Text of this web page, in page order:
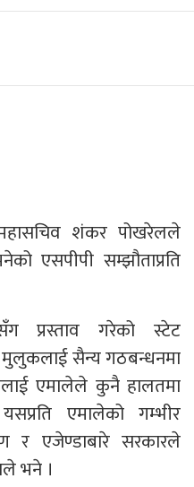
शंकर पोखरेलले
एसपीपी सम्झौताप्रति
प्रस्ताव गरेको स्टेट
मुलुकलाई सैन्य गठबन्धनमा
एमालेले कुनै हालतमा
एमालेको गम्भीर
र एजेण्डाबारे सरकारले
भने ।